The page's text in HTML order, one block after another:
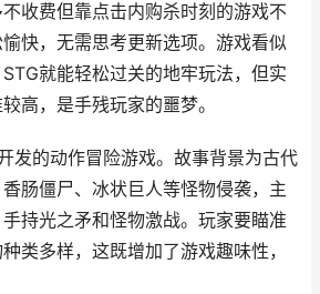
收费但靠点击内购杀时刻的游戏不
快，无需思考更新选项。游戏看似
就能轻松过关的地牢玩法，但实
高，是手残玩家的噩梦。
发的动作冒险游戏。故事背景为古代
肠僵尸、冰状巨人等怪物侵袭，主
持光之矛和怪物激战。玩家要瞄准
类多样，这既增加了游戏趣味性，